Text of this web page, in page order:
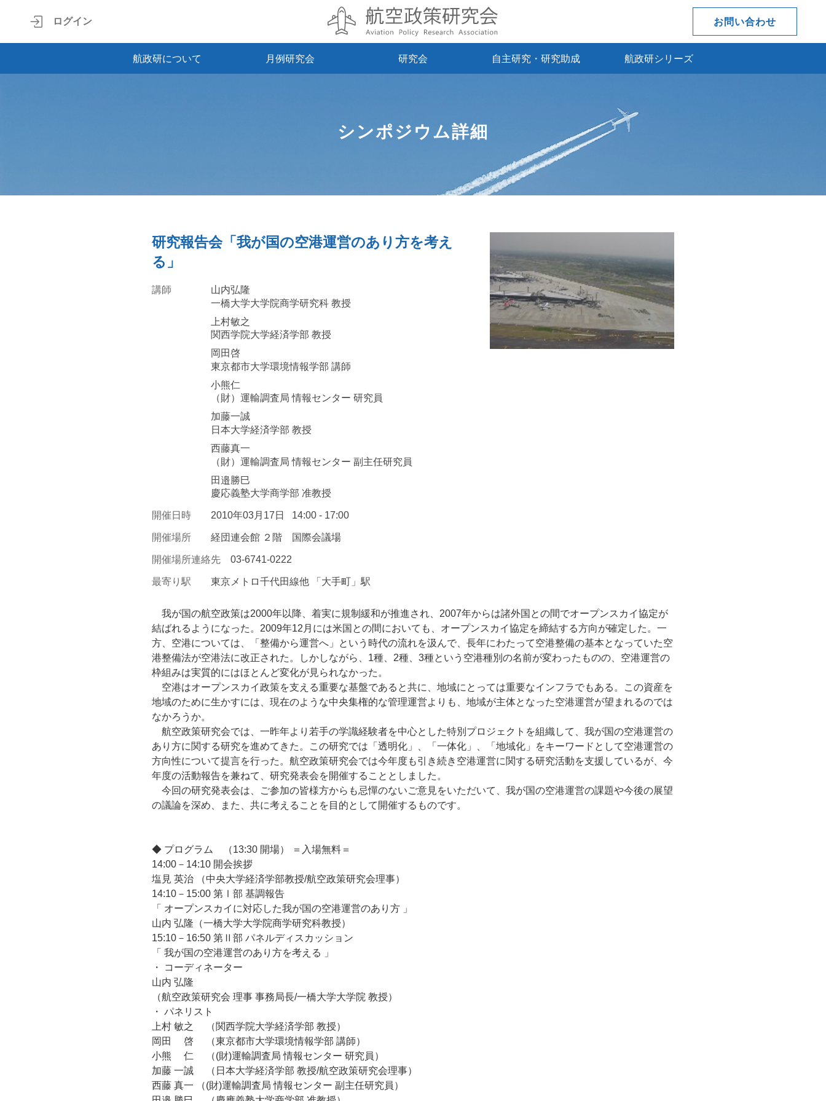
ログイン お問い合わせ
航政研について 月例研究会 研究会 自主研究・研究助成 航政研シリーズ
シンポジウム詳細
研究報告会「我が国の空港運営のあり方を考え
る」
講師
山内弘隆
一橋大学大学院商学研究科 教授
上村敏之
関西学院大学経済学部 教授
岡田啓
東京都市大学環境情報学部 講師
小熊仁
（財）運輸調査局 情報センター 研究員
加藤一誠
日本大学経済学部 教授
西藤真一
（財）運輸調査局 情報センター 副主任研究員
田邉勝巳
慶応義塾大学商学部 准教授
開催日時 2010年03月17日 14:00 - 17:00
開催場所 経団連会館 ２階 国際会議場
開催場所連絡先 03-6741-0222
最寄り駅 東京メトロ千代田線他 「大手町」駅
我が国の航空政策は2000年以降、着実に規制緩和が推進され、2007年からは諸外国との間でオープンスカイ協定が
結ばれるようになった。2009年12月には米国との間においても、オープンスカイ協定を締結する方向が確定した。一
方、空港については、「整備から運営へ」という時代の流れを汲んで、長年にわたって空港整備の基本となっていた空
港整備法が空港法に改正された。しかしながら、1種、2種、3種という空港種別の名前が変わったものの、空港運営の
枠組みは実質的にはほとんど変化が見られなかった。
空港はオープンスカイ政策を支える重要な基盤であると共に、地域にとっては重要なインフラでもある。この資産を
地域のために生かすには、現在のような中央集権的な管理運営よりも、地域が主体となった空港運営が望まれるのでは
なかろうか。
航空政策研究会では、一昨年より若手の学識経験者を中心とした特別プロジェクトを組織して、我が国の空港運営の
あり方に関する研究を進めてきた。この研究では「透明化」、「一体化」、「地域化」をキーワードとして空港運営の
方向性について提言を行った。航空政策研究会では今年度も引き続き空港運営に関する研究活動を支援しているが、今
年度の活動報告を兼ねて、研究発表会を開催することとしました。
今回の研究発表会は、ご参加の皆様方からも忌憚のないご意見をいただいて、我が国の空港運営の課題や今後の展望
の議論を深め、また、共に考えることを目的として開催するものです。
◆ プログラム （13:30 開場） ＝入場無料＝
14:00－14:10 開会挨拶
塩見 英治 （中央大学経済学部教授/航空政策研究会理事）
14:10－15:00 第Ⅰ部 基調報告
「 オープンスカイに対応した我が国の空港運営のあり方 」
山内 弘隆（一橋大学大学院商学研究科教授）
15:10－16:50 第Ⅱ部 パネルディスカッション
「 我が国の空港運営のあり方を考える 」
・ コーディネーター
山内 弘隆
（航空政策研究会 理事 事務局長/一橋大学大学院 教授）
・ パネリスト
上村 敏之 （関西学院大学経済学部 教授）
岡田 啓 （東京都市大学環境情報学部 講師）
小熊 仁 （(財)運輸調査局 情報センター 研究員）
加藤 一誠 （日本大学経済学部 教授/航空政策研究会理事）
西藤 真一 （(財)運輸調査局 情報センター 副主任研究員）